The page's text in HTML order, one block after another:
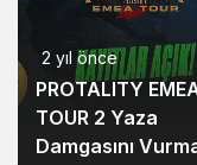
2 yıl önce
PROTALITY
TOUR 2 Yaza
Damgasını